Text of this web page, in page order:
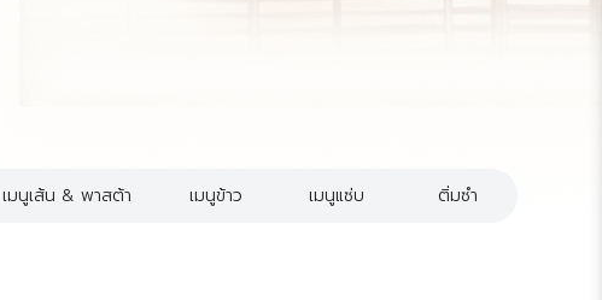
เมนูเส้น & พาสต้า เมนูข้าว เมนูแซ่บ ติ่มซำ